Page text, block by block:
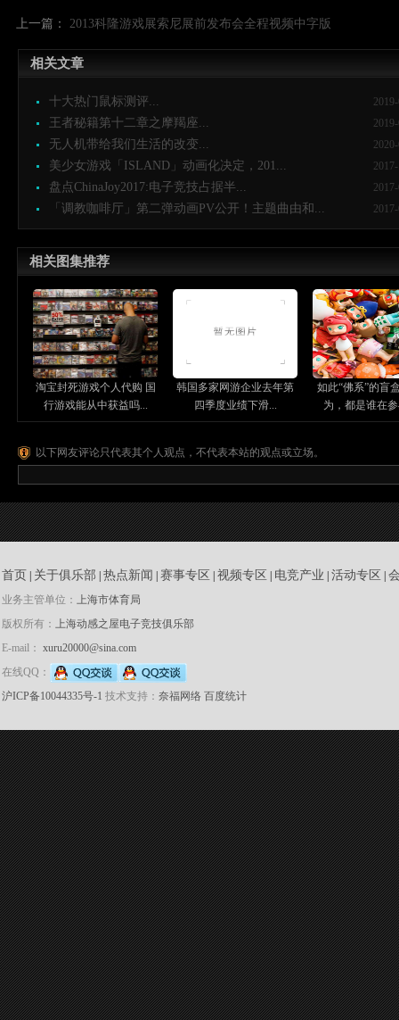
上一篇： 2013科隆游戏展索尼展前发布会全程视频中字版
相关文章
十大热门鼠标测评...
王者秘籍第十二章之摩羯座...
无人机带给我们生活的改变...
美少女游戏「ISLAND」动画化决定，201...
盘点ChinaJoy2017:电子竞技占据半...
「调教咖啡厅」第二弹动画PV公开！主题曲由和...
相关图集推荐
淘宝封死游戏个人代购 国
行游戏能从中获益吗...
韩国多家网游企业去年第
四季度业绩下滑...
如此“佛系”的盲
为，都是谁在
以下网友评论只代表其个人观点，不代表本站的观点或立场。
首页 关于俱乐部 热点新闻 赛事专区 视频专区 电竞产业 活动专区
业务主管单位： 上海市体育局
版权所有： 上海动感之屋电子竞技俱乐部
E-mail： xuru20000@sina.com
在线QQ：
沪ICP备10044335号-1 技术支持： 奈福网络 百度统计